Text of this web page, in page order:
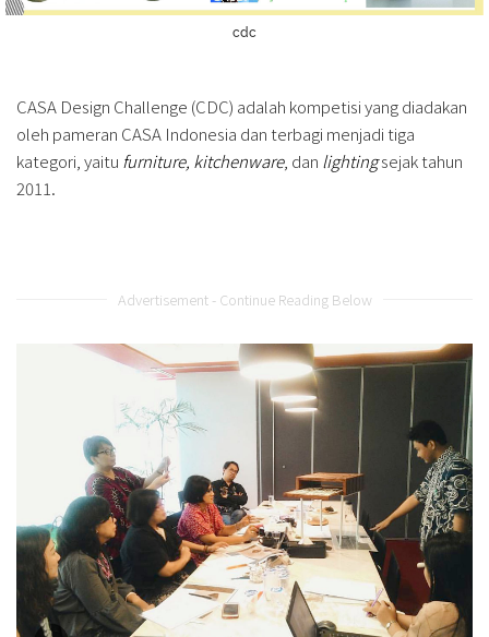
cdc
CASA Design Challenge (CDC) adalah kompetisi yang diadakan
oleh pameran CASA Indonesia dan terbagi menjadi tiga
kategori, yaitu furniture, kitchenware, dan lightingsejak tahun
2011.
Advertisement - Continue Reading Below